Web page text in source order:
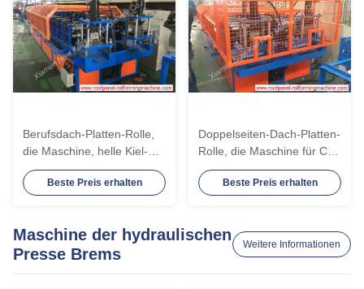
Berufsdach-Platten-Rolle,
die Maschine, helle Kiel-
Rolle bildet Maschine bildet
Beste Preis erhalten
Doppelseiten-Dach-Platten-
Rolle, die Maschine für C/U
dekorativ/Deckenverkleidung
bildetBeste Preis erhalten
Maschine der hydraulischen
Presse Brems
Weitere Informationen